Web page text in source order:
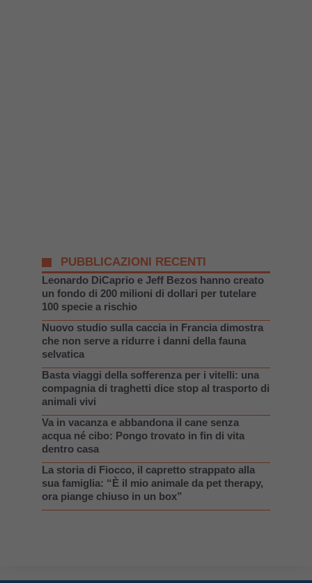
PUBBLICAZIONI RECENTI
Leonardo DiCaprio e Jeff Bezos hanno creato
un fondo di 200 milioni di dollari per tutelare
100 specie a rischio
Nuovo studio sulla caccia in Francia dimostra
che non serve a ridurre i danni della fauna
selvatica
Basta viaggi della sofferenza per i vitelli: una
compagnia di traghetti dice stop al trasporto di
animali vivi
Va in vacanza e abbandona il cane senza
acqua né cibo: Pongo trovato in fin di vita
dentro casa
La storia di Fiocco, il capretto strappato alla
sua famiglia: “È il mio animale da pet therapy,
ora piange chiuso in un box”